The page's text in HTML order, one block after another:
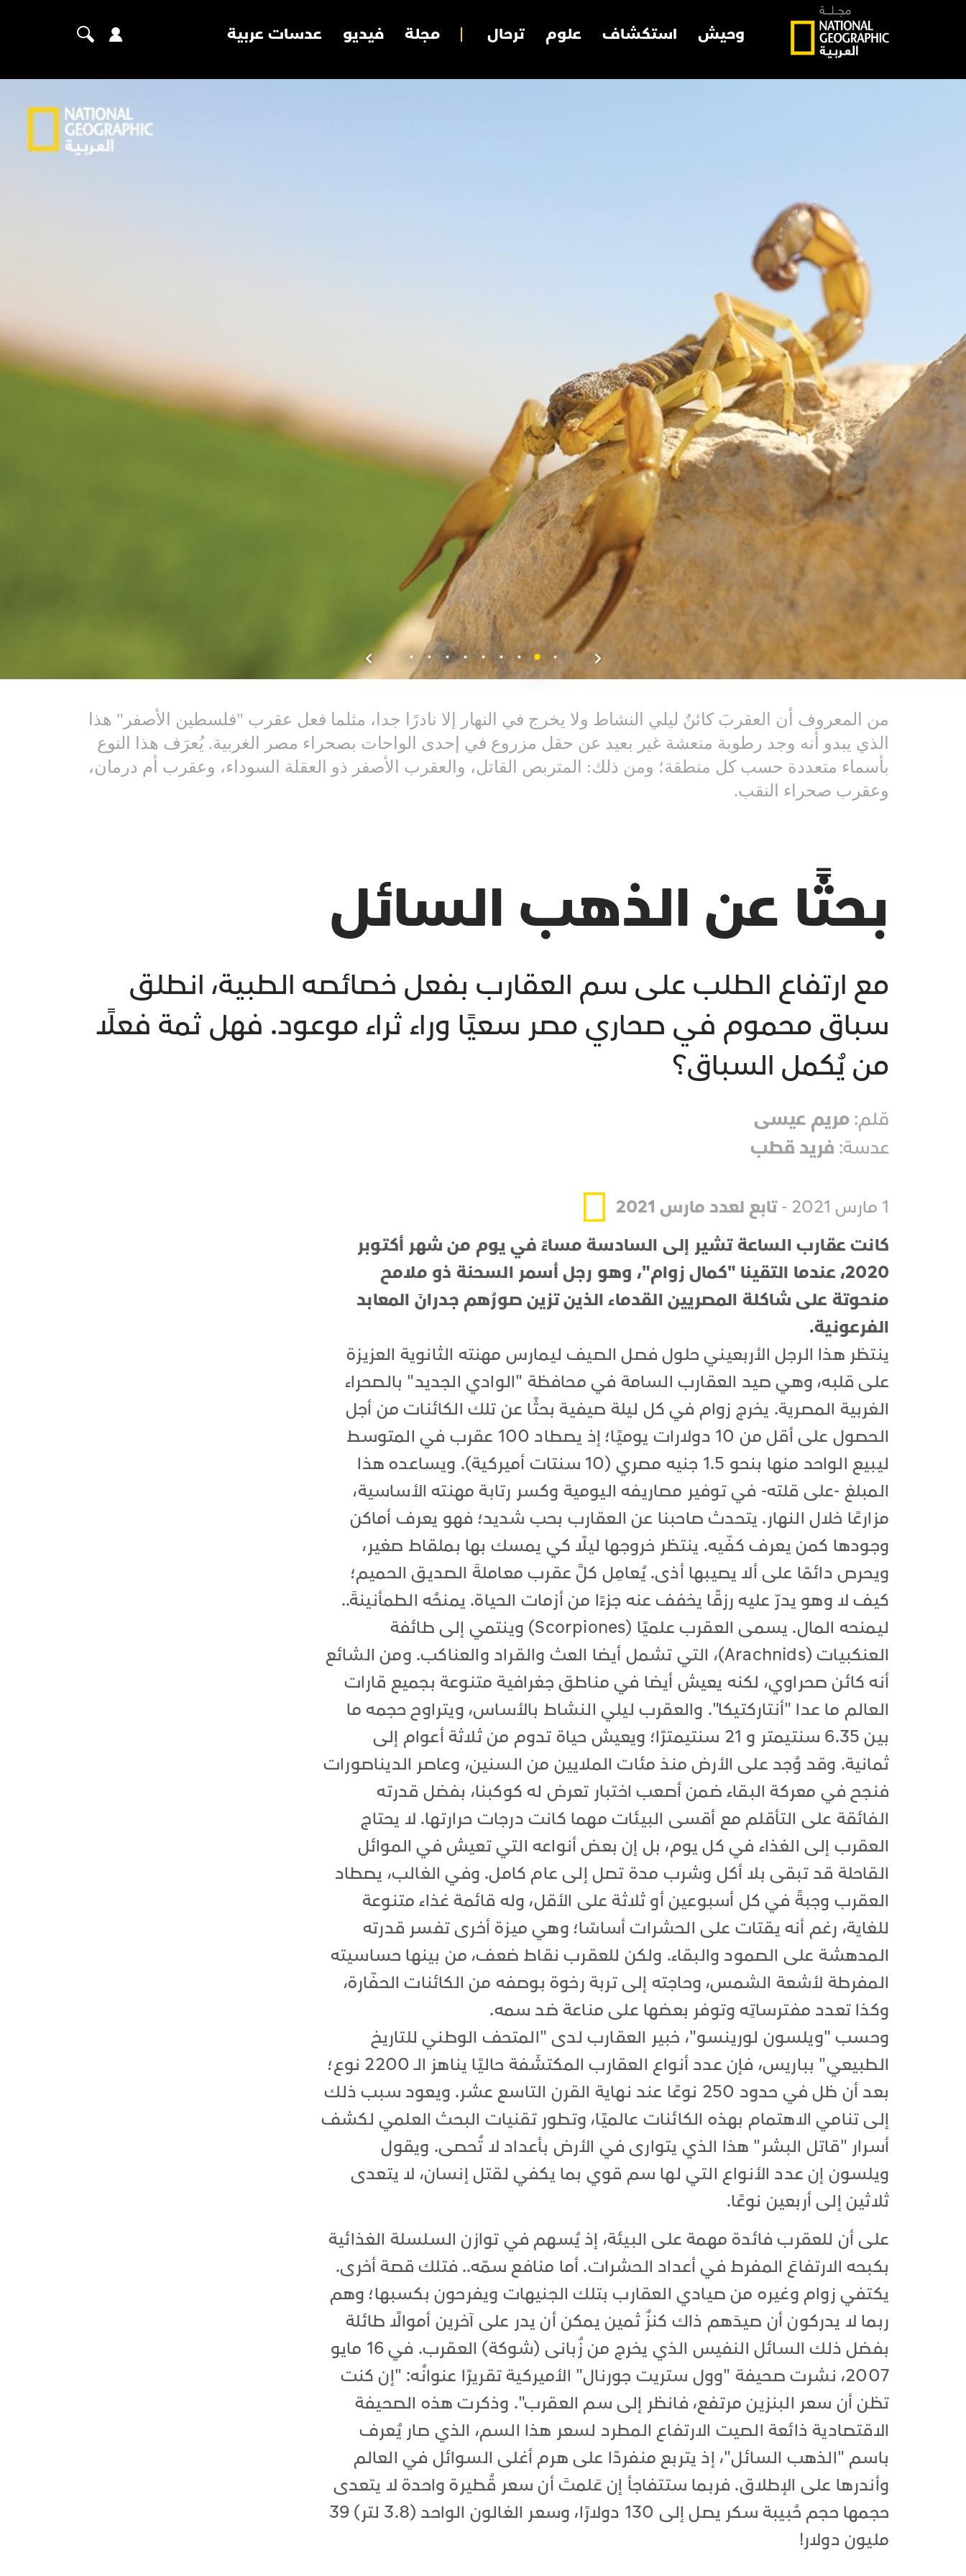
وحيش استكشاف علوم ترحال مجلة فيديو عدسات عربية
من المعروف أن العقربَ كائنٌ ليلي النشاط ولا يخرج في النهار إلا نادرًا جدا، مثلما فعل عقرب "فلسطين الأصفر" هذا
الذي يبدو أنه وجد رطوبة منعشة غير بعيد عن حقل مزروع في إحدى الواحات بصحراء مصر الغربية. يُعرَف هذا النوع
بأسماء متعددة حسب كل منطقة؛ ومن ذلك: المتربص القاتل، والعقرب الأصفر ذو العقلة السوداء، وعقرب أم درمان،
وعقرب صحراء النقب.
بحثًا عن الذهب السائل
مع ارتفاع الطلب على سم العقارب بفعل خصائصه الطبية، انطلق
سباق محموم في صحاري مصر سعيًا وراء ثراء موعود. فهل ثمة فعلًا
من يُكمل السباق؟
قلم: مريم عيسى
عدسة: فريد قطب
1 مارس 2021 -
تابع لعدد مارس 2021
كانت عقارب الساعة تشير إلى السادسة مساءً في يوم من شهر أكتوبر
2020، عندما التقينا "كمال زوام"، وهو رجل أسمر السحنة ذو ملامح
منحوتة على شاكلة المصريين القدماء الذين تزين صورُهم جدرانَ المعابد
الفرعونية.
ينتظر هذا الرجل الأربعيني حلول فصل الصيف ليمارس مهنته الثانوية العزيزة
على قلبه، وهي صيد العقارب السامة في محافظة "الوادي الجديد" بالصحراء
الغربية المصرية. يخرج زوام في كل ليلة صيفية بحثًا عن تلك الكائنات من أجل
الحصول على أقل من 10 دولارات يوميًا؛ إذ يصطاد 100 عقرب في المتوسط
ليبيع الواحد منها بنحو 1.5 جنيه مصري (10 سنتات أميركية). ويساعده هذا
المبلغ -على قلته- في توفير مصاريفه اليومية وكسر رتابة مهنته الأساسية،
مزارعًا خلال النهار. يتحدث صاحبنا عن العقارب بحب شديد؛ فهو يعرف أماكن
وجودها كمن يعرف كفّيه. ينتظر خروجها ليلًا كي يمسك بها بملقاط صغير،
ويحرص دائمًا على ألا يصيبها أذى. يُعامِل كلَّ عقرب معاملةَ الصديق الحميم؛
كيف لا وهو يدرّ عليه رزقًا يخفف عنه جزءًا من أزمات الحياة. يمنحُه الطمأنينةَ..
ليمنحه المال. يسمى العقرب علميًا (Scorpiones) وينتمي إلى طائفة
العنكبيات (Arachnids)، التي تشمل أيضا العث والقراد والعناكب. ومن الشائع
أنه كائن صحراوي، لكنه يعيش أيضا في مناطق جغرافية متنوعة بجميع قارات
العالم ما عدا "أنتاركتيكا". والعقرب ليلي النشاط بالأساس، ويتراوح حجمه ما
بين 6.35 سنتيمتر و 21 سنتيمترًا؛ ويعيش حياة تدوم من ثلاثة أعوام إلى
ثمانية. وقد وُجد على الأرض منذ مئات الملايين من السنين، وعاصر الديناصورات
فنجح في معركة البقاء ضمن أصعب اختبار تعرض له كوكبنا، بفضل قدرته
الفائقة على التأقلم مع أقسى البيئات مهما كانت درجات حرارتها. لا يحتاج
العقرب إلى الغذاء في كل يوم، بل إن بعض أنواعه التي تعيش في الموائل
القاحلة قد تبقى بلا أكل وشرب مدة تصل إلى عام كامل. وفي الغالب، يصطاد
العقرب وجبةً في كل أسبوعين أو ثلاثة على الأقل، وله قائمة غذاء متنوعة
للغاية، رغم أنه يقتات على الحشرات أساسًا؛ وهي ميزة أخرى تفسر قدرته
المدهشة على الصمود والبقاء. ولكن للعقرب نقاط ضعف، من بينها حساسيته
المفرطة لأشعة الشمس، وحاجته إلى تربة رخوة بوصفه من الكائنات الحفّارة،
وكذا تعدد مفترساتِه وتوفر بعضها على مناعة ضد سمه.
وحسب "ويلسون لورينسو"، خبير العقارب لدى "المتحف الوطني للتاريخ
الطبيعي" بباريس، فإن عدد أنواع العقارب المكتشَفة حاليًا يناهز الـ 2200 نوع؛
بعد أن ظل في حدود 250 نوعًا عند نهاية القرن التاسع عشر. ويعود سبب ذلك
إلى تنامي الاهتمام بهذه الكائنات عالميًا، وتطور تقنيات البحث العلمي لكشف
أسرار "قاتل البشر" هذا الذي يتوارى في الأرض بأعداد لا تُحصى. ويقول
ويلسون إن عدد الأنواع التي لها سم قوي بما يكفي لقتل إنسان، لا يتعدى
ثلاثين إلى أربعين نوعًا.
على أن للعقرب فائدة مهمة على البيئة، إذ يُسهم في توازن السلسلة الغذائية
بكبحه الارتفاعَ المفرط في أعداد الحشرات. أما منافع سمّه.. فتلك قصة أخرى.
يكتفي زوام وغيره من صيادي العقارب بتلك الجنيهات ويفرحون بكسبها؛ وهم
ربما لا يدركون أن صيدَهم ذاك كنزٌ ثمين يمكن أن يدر على آخرين أموالًا طائلة
بفضل ذلك السائل النفيس الذي يخرج من زُبانى (شوكة) العقرب. في 16 مايو
2007، نشرت صحيفة "وول ستريت جورنال" الأميركية تقريرًا عنوانُه: "إن كنت
تظن أن سعر البنزين مرتفع، فانظر إلى سم العقرب". وذكرت هذه الصحيفة
الاقتصادية ذائعة الصيت الارتفاع المطرد لسعر هذا السم، الذي صار يُعرف
باسم "الذهب السائل"، إذ يتربع منفردًا على هرم أغلى السوائل في العالم
وأندرها على الإطلاق. فربما ستتفاجأ إن عَلمتَ أن سعر قُطيرة واحدة لا يتعدى
حجمها حجم حُبيبة سكر يصل إلى 130 دولارًا، وسعر الغالون الواحد (3.8 لتر) 39
مليون دولار!